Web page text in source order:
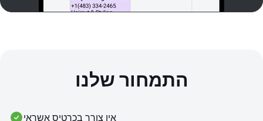
התמחור שלנו
אין צורך בכרטיס אשראי